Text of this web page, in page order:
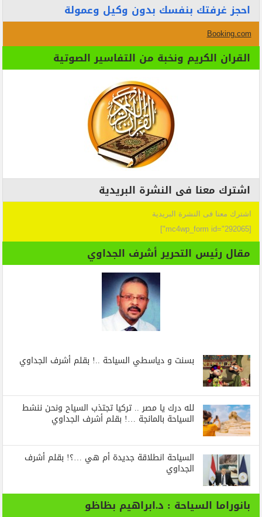
احجز غرفتك بنفسك بدون وكيل وعمولة
Booking.com
القران الكريم ونخبة من التفاسير الصوتية
اشترك معنا فى النشرة البريدية
اشترك معنا فى النشرة البريدية
[mc4wp_form id="292065"]
مقال رئيس التحرير أشرف الجداوي
بسنت و دياسطي السياحة ..! بقلم أشرف الجداوي
لله درك يا مصر .. تركيا تجتذب السياح ونحن ننشط
السياحة بالمانجة …! بقلم أشرف الجداوي
السياحة انطلاقة جديدة أم هي …؟! بقلم أشرف
الجداوي
بانوراما السياحة : د.ابراهيم بظاظو